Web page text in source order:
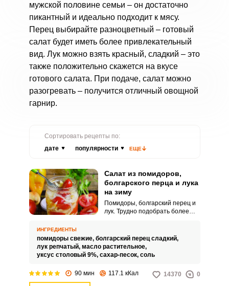
мужской половине семьи – он достаточно
пикантный и идеально подходит к мясу.
Перец выбирайте разноцветный – готовый
салат будет иметь более привлекательный
вид. Лук можно взять красный, сладкий – это
также положительно скажется на вкусе
готового салата. При подаче, салат можно
разогревать – получится отличный овощной
гарнир.
Сортировать рецепты по:
дате
популярности ЕЩЕ
Салат из помидоров,
болгарского перца и лука
на зиму
Помидоры, болгарский перец и
лук. Трудно подобрать более
ИНГРЕДИЕНТЫ
помидоры свежие, болгарский перец сладкий,
лук репчатый, масло растительное,
уксус столовый 9%, сахар-песок, соль
90 мин 117.1 кКал 14370 0